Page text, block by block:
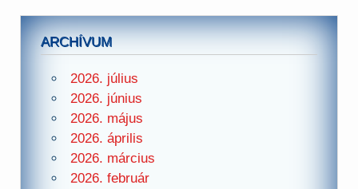
ARCHÍVUM
2026. július
2026. június
2026. május
2026. április
2026. március
2026. február